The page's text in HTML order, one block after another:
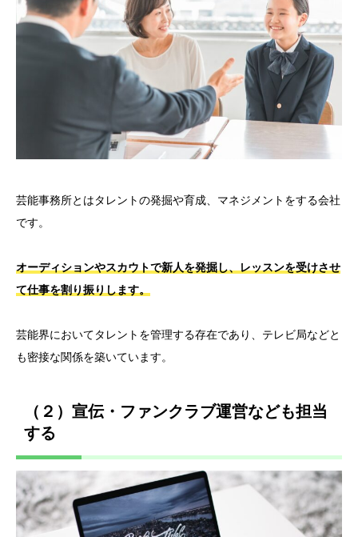
芸能事務所とはタレントの発掘や育成、マネジメントをする会社
です。
オーディションやスカウトで新人を発掘し、レッスンを受けさせ
て仕事を割り振りします。
芸能界においてタレントを管理する存在であり、テレビ局などと
も密接な関係を築いています。
（２）宣伝・ファンクラブ運営なども担当
する